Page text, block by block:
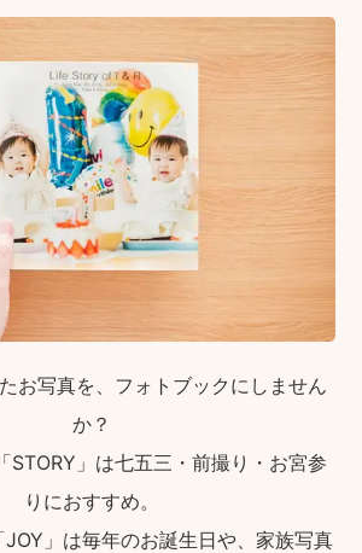
お写真を、フォトブックにしません
か？
STORY」は七五三・前撮り・お宮参
りにおすすめ。
」は毎年のお誕生日や、家族写真